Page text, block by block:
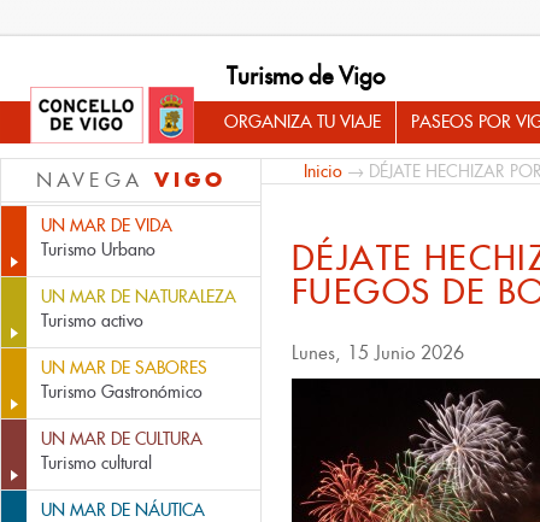
Turismo de Vigo
ORGANIZA TU VIAJE PASEOS POR
NAVEGA VIGO
UN MAR DE VIDA
Turismo Urbano
UN MAR DE NATURALEZA
Turismo activo
UN MAR DE SABORES
Turismo Gastronómico
UN MAR DE CULTURA
Turismo cultural
UN MAR DE NÁUTICA
Inicio → DÉJATE HECHIZAR
DÉJATE
FUEGOS DE
Lunes, 15 Junio 2026